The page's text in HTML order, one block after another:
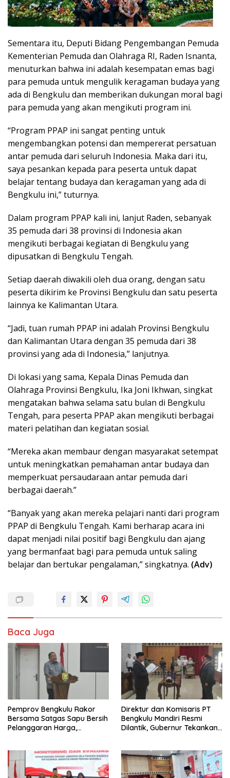
Sementara itu, Deputi Bidang Pengembangan Pemuda
Kementerian Pemuda dan Olahraga RI, Raden Isnanta,
menuturkan bahwa ini adalah kesempatan emas bagi
para pemuda untuk mengulik keragaman budaya yang
ada di Bengkulu dan memberikan dukungan moral bagi
para pemuda yang akan mengikuti program ini.
“Program PPAP ini sangat penting untuk
mengembangkan potensi dan mempererat persatuan
antar pemuda dari seluruh Indonesia. Maka dari itu,
saya pesankan kepada para peserta untuk dapat
belajar tentang budaya dan keragaman yang ada di
Bengkulu ini,” tuturnya.
Dalam program PPAP kali ini, lanjut Raden, sebanyak
35 pemuda dari 38 provinsi di Indonesia akan
mengikuti berbagai kegiatan di Bengkulu yang
dipusatkan di Bengkulu Tengah.
Setiap daerah diwakili oleh dua orang, dengan satu
peserta dikirim ke Provinsi Bengkulu dan satu peserta
lainnya ke Kalimantan Utara.
“Jadi, tuan rumah PPAP ini adalah Provinsi Bengkulu
dan Kalimantan Utara dengan 35 pemuda dari 38
provinsi yang ada di Indonesia,” lanjutnya.
Di lokasi yang sama, Kepala Dinas Pemuda dan
Olahraga Provinsi Bengkulu, Ika Joni Ikhwan, singkat
mengatakan bahwa selama satu bulan di Bengkulu
Tengah, para peserta PPAP akan mengikuti berbagai
materi pelatihan dan kegiatan sosial.
“Mereka akan membaur dengan masyarakat setempat
untuk meningkatkan pemahaman antar budaya dan
memperkuat persaudaraan antar pemuda dari
berbagai daerah.”
“Banyak yang akan mereka pelajari nanti dari program
PPAP di Bengkulu Tengah. Kami berharap acara ini
dapat menjadi nilai positif bagi Bengkulu dan ajang
yang bermanfaat bagi para pemuda untuk saling
belajar dan bertukar pengalaman,” singkatnya. (Adv)
Baca Juga
Pemprov Bengkulu Rakor
Bersama Satgas Sapu Bersih
Pelanggaran Harga,
Masih Jadi Sorotan
Direktur dan Komisaris PT
Bengkulu Mandiri Resmi
Dilantik, Gubernur Tekankan